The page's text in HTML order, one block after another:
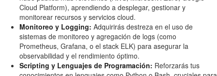
Cloud Platform), aprendiendo a desplegar, gestionar y
monitorear recursos y servicios cloud.
Monitoreo y Logging: Adquirirás destreza en el uso de
sistemas de monitoreo y agregación de logs (como
Prometheus, Grafana, o el stack ELK) para asegurar la
observabilidad y el rendimiento óptimo.
Scripting y Lenguajes de Programación: Reforzarás tus